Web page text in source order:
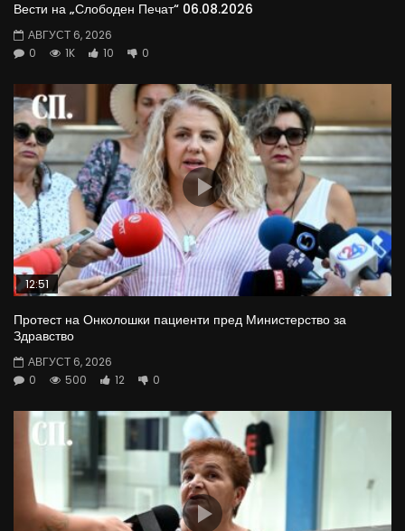
Вести на „Слободен Печат“ 06.08.2026
АВГУСТ 6, 2026
0
1K 10 0
12:51
Протест на Онколошки пациенти пред Министерство за
Здравство
АВГУСТ 6, 2026
0
500 12 0